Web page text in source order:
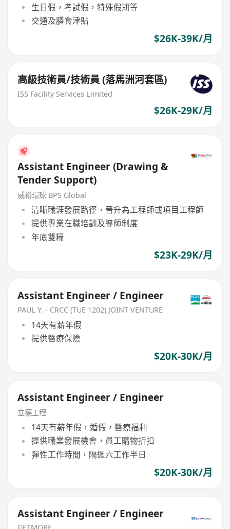
生日假，考試假，特殊假期等
交通及膳食津貼
$26K-39K/月
高級技術員/技術員 (落馬洲河套區)
ISS Facility Services Limited
$26K-29K/月
Assistant Engineer (Drawing &
Tender Support)
威裕環球 BPS Global
清晰職涯發展路徑，晉升為工程師或項目工程師
提供專業在職培訓及導師制度
年底雙糧
$23K-29K/月
Assistant Engineer / Engineer
PAUL Y. - CRCC (TUE 1202) JOINT VENTURE
14天有薪年假
提供醫療保險
$20K-30K/月
Assistant Engineer / Engineer
立德工程
14天有薪年假，婚假，醫療福利
提供職業發展機會，員工購物折扣
彈性工作時間，隔週六工作半日
$20K-30K/月
Assistant Engineer / Engineer